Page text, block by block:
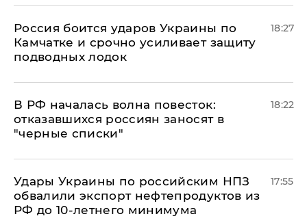
Россия боится ударов Украины по
Камчатке и срочно усиливает защиту
подводных лодок
18:27
​В РФ началась волна повесток:
отказавшихся россиян заносят в
"черные списки"
18:22
Удары Украины по российским НПЗ
обвалили экспорт нефтепродуктов из
РФ до 10-летнего минимума
17:55